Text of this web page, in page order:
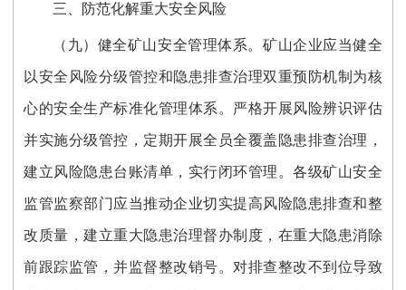
三、防范化解重大安全风险
（九）健全矿山安全管理体系。矿山企业应当健全
以安全风险分级管控和隐患排查治理双重预防机制为核
心的安全生产标准化管理体系。严格开展风险辨识评估
并实施分级管控，定期开展全员全覆盖隐患排查治理，
建立风险隐患台账清单，实行闭环管理。各级矿山安全
监管监察部门应当推动企业切实提高风险隐患排查和整
改质量，建立重大隐患治理督办制度，在重大隐患消除
前跟踪监管，并监督整改销号。对排查整改不到位导致